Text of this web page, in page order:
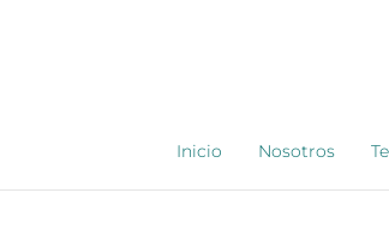
Inicio Nosotros